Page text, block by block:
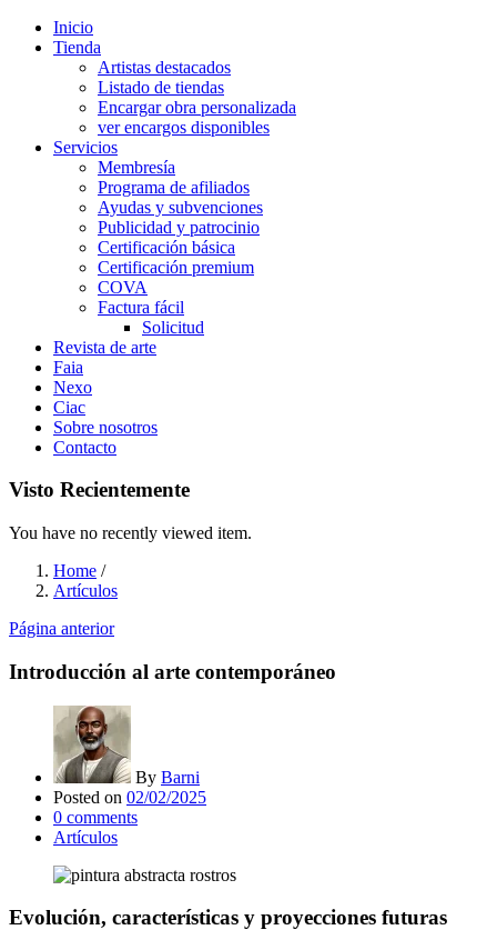
Inicio
Tienda
Artistas destacados
Listado de tiendas
Encargar obra personalizada
ver encargos disponibles
Servicios
Membresía
Programa de afiliados
Ayudas y subvenciones
Publicidad y patrocinio
Certificación básica
Certificación premium
COVA
Factura fácil
Solicitud
Revista de arte
Faia
Nexo
Ciac
Sobre nosotros
Contacto
Visto Recientemente
You have no recently viewed item.
Home /
Artículos
Página anterior
Introducción al arte contemporáneo
By Barni
Posted on 02/02/2025
0 comments
Artículos
Evolución, características y proyecciones futuras